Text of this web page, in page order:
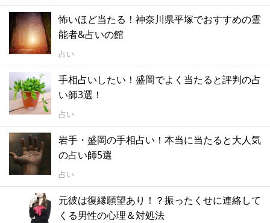
怖いほど当たる！神奈川県平塚でおすすめの霊
能者&占いの館
占い
手相占いしたい！盛岡でよく当たると評判の占
い師3選！
占い
岩手・盛岡の手相占い！本当に当たると大人気
の占い師5選
占い
元彼は復縁願望あり！？振ったくせに連絡して
くる男性の心理＆対処法